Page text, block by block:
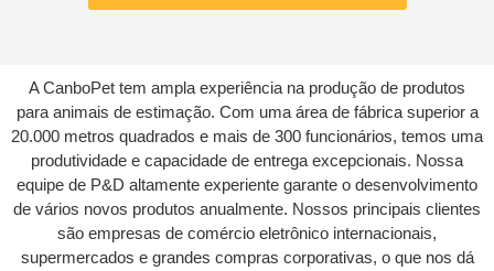
A CanboPet tem ampla experiência na produção de produtos
para animais de estimação. Com uma área de fábrica superior a
20.000 metros quadrados e mais de 300 funcionários, temos uma
produtividade e capacidade de entrega excepcionais. Nossa
equipe de P&D altamente experiente garante o desenvolvimento
de vários novos produtos anualmente. Nossos principais clientes
são empresas de comércio eletrônico internacionais,
supermercados e grandes compras corporativas, o que nos dá